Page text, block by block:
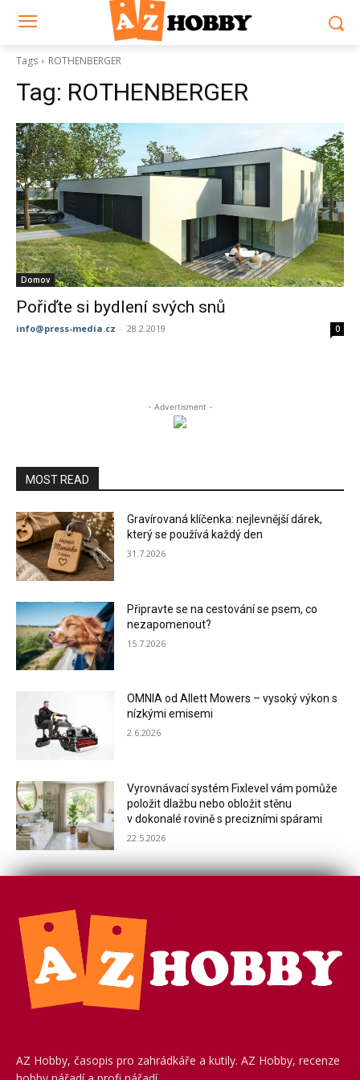
Tags ROTHENBERGER
Tag: ROTHENBERGER
Domov
Pořiďte si bydlení svých snů
info@press-media.cz - 28.2.2019 0
- Advertisment -
MOST READ
Gravírovaná klíčenka: nejlevnější dárek,
který se používá každý den
31.7.2026
Připravte se na cestování se psem, co
nezapomenout?
15.7.2026
OMNIA od Allett Mowers – vysoký výkon s
nízkými emisemi
2.6.2026
Vyrovnávací systém Fixlevel vám pomůže
položit dlažbu nebo obložit stěnu
v dokonalé rovině s precizními spárami
22.5.2026
AZ Hobby, časopis pro zahrádkáře a kutily. AZ Hobby, recenze